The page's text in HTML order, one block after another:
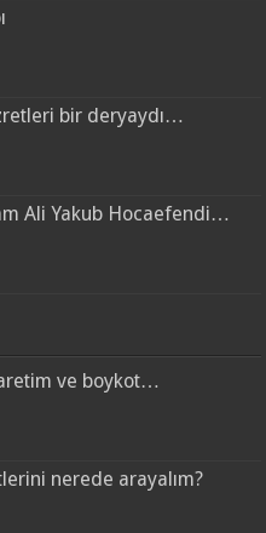
bir deryaydı…
Ali Yakub Hocaefendi…
ve boykot…
nerede arayalım?